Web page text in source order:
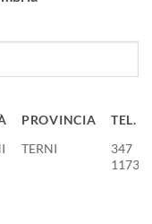
PROVINCIA
TEL.
TERNI
347